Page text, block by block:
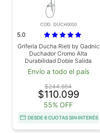
COD. DUCH0010
5.0
Grifería Ducha Rieti by Gadnic
Duchador Cromo Alta
Durabilidad Doble Salida
Envío a todo el país
$244.664
$110.099
55% OFF
DESDE 6 CUOTAS SIN INTERÉS